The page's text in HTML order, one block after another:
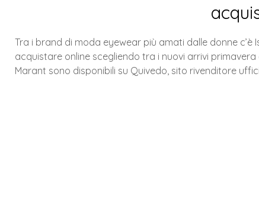
Tra i brand di moda eyewear più amati dalle donne
acquistare online scegliendo tra i nuovi arrivi
Marant sono disponibili su Quivedo, sito rivenditore